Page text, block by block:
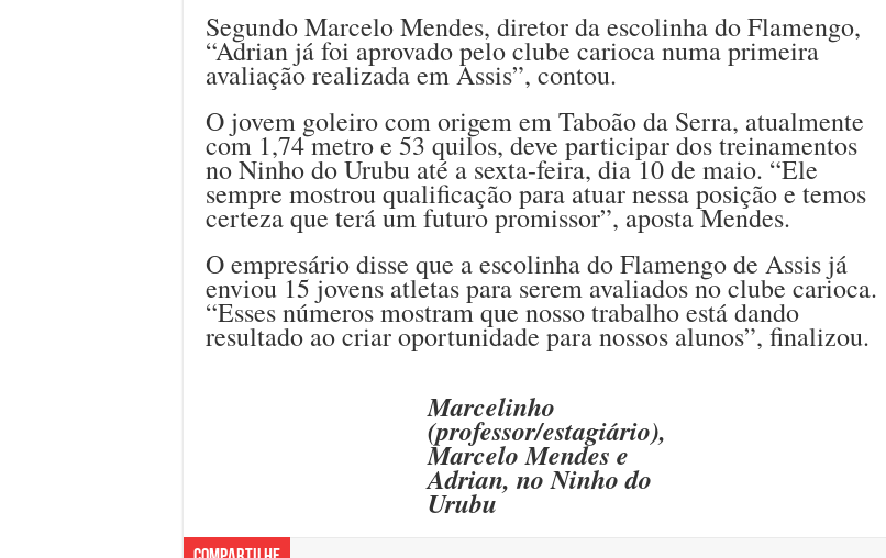
Segundo Marcelo Mendes, diretor da escolinha do Flamengo,
“Adrian já foi aprovado pelo clube carioca numa primeira
avaliação realizada em Assis”, contou.
O jovem goleiro com origem em Taboão da Serra, atualmente
com 1,74 metro e 53 quilos, deve participar dos treinamentos
no Ninho do Urubu até a sexta-feira, dia 10 de maio. “Ele
sempre mostrou qualificação para atuar nessa posição e temos
certeza que terá um futuro promissor”, aposta Mendes.
O empresário disse que a escolinha do Flamengo de Assis já
enviou 15 jovens atletas para serem avaliados no clube carioca.
“Esses números mostram que nosso trabalho está dando
resultado ao criar oportunidade para nossos alunos”, finalizou.
Marcelinho
(professor/estagiário),
Marcelo Mendes e
Adrian, no Ninho do
Urubu